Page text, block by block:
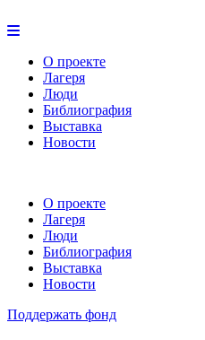
О проекте
Лагеря
Люди
Библиография
Выставка
Новости
О проекте
Лагеря
Люди
Библиография
Выставка
Новости
Поддержать фонд